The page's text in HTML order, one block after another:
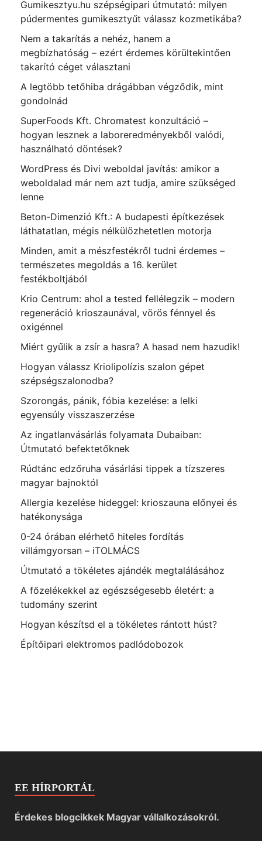
Gumikesztyu.hu szépségipari útmutató: milyen
púdermentes gumikesztyűt válassz kozmetikába?
Nem a takarítás a nehéz, hanem a
megbízhatóság – ezért érdemes körültekintően
takarító céget választani
A legtöbb tetőhiba drágábban végződik, mint
gondolnád
SuperFoods Kft. Chromatest konzultáció –
hogyan lesznek a laboreredményekből valódi,
használható döntések?
WordPress és Divi weboldal javítás: amikor a
weboldalad már nem azt tudja, amire szükséged
lenne
Beton-Dimenzió Kft.: A budapesti építkezések
láthatatlan, mégis nélkülözhetetlen motorja
Minden, amit a mészfestékről tudni érdemes –
természetes megoldás a 16. kerület
festékboltjából
Krio Centrum: ahol a tested fellélegzik – modern
regeneráció krioszaunával, vörös fénnyel és
oxigénnel
Miért gyűlik a zsír a hasra? A hasad nem hazudik!
Hogyan válassz Kriolipolízis szalon gépet
szépségszalonodba?
Szorongás, pánik, fóbia kezelése: a lelki
egyensúly visszaszerzése
Az ingatlanvásárlás folyamata Dubaiban:
Útmutató befektetőknek
Rúdtánc edzőruha vásárlási tippek a tízszeres
magyar bajnoktól
Allergia kezelése hideggel: krioszauna előnyei és
hatékonysága
0-24 órában elérhető hiteles fordítás
villámgyorsan – iTOLMÁCS
Útmutató a tökéletes ajándék megtalálásához
A főzelékekkel az egészségesebb életért: a
tudomány szerint
Hogyan készítsd el a tökéletes rántott húst?
Építőipari elektromos padlódobozok
EE HÍRPORTÁL
Érdekes blogcikkek Magyar vállalkozásokról.